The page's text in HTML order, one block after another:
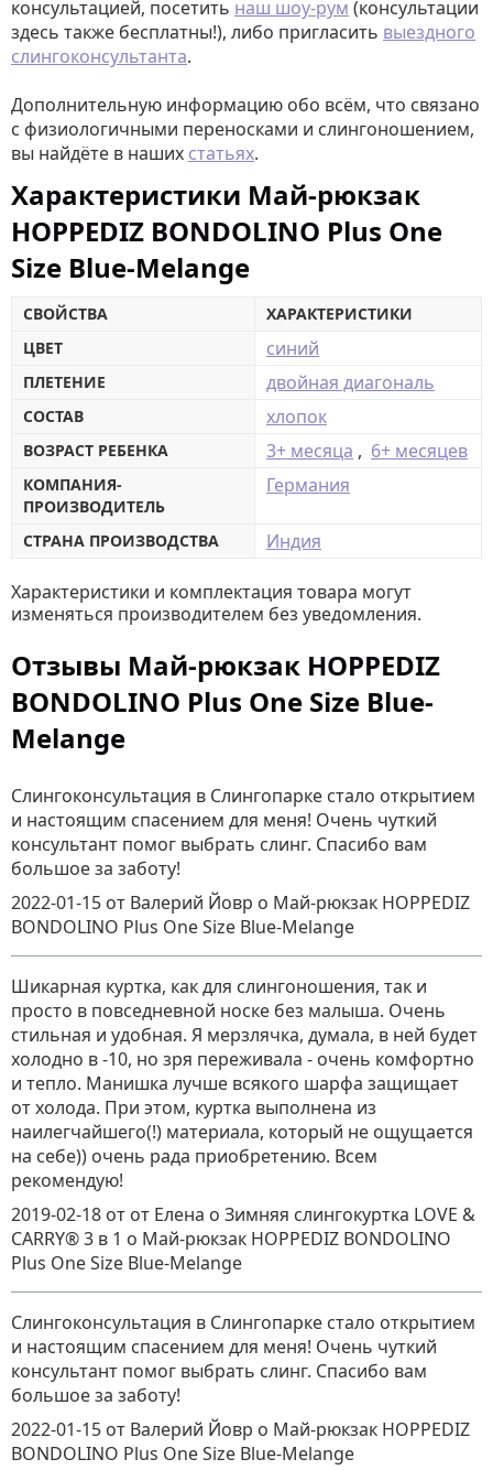
консультацией, посетить наш шоу-рум (консультации
здесь также бесплатны!), либо пригласить выездного
слингоконсультанта.
Дополнительную информацию обо всём, что связано
с физиологичными переносками и слингоношением,
вы найдёте в наших статьях.
Характеристики Май-рюкзак
HOPPEDIZ BONDOLINO Plus One
Size Blue-Melange
СВОЙСТВА
ХАРАКТЕРИСТИКИ
ЦВЕТ
синий
ПЛЕТЕНИЕ двойная диагональ
СОСТАВ хлопок
ВОЗРАСТ РЕБЕНКА 3+ месяца , 6+ месяцев
КОМПАНИЯ-
ПРОИЗВОДИТЕЛЬ
Германия
СТРАНА ПРОИЗВОДСТВА Индия
Характеристики и комплектация товара могут
изменяться производителем без уведомления.
Отзывы Май-рюкзак HOPPEDIZ
BONDOLINO Plus One Size Blue-
Melange
Слингоконсультация в Слингопарке стало открытием
и настоящим спасением для меня! Очень чуткий
консультант помог выбрать слинг. Спасибо вам
большое за заботу!
2022-01-15 от Валерий Йовр о Май-рюкзак HOPPEDIZ
BONDOLINO Plus One Size Blue-Melange
Шикарная куртка, как для слингоношения, так и
просто в повседневной носке без малыша. Очень
стильная и удобная. Я мерзлячка, думала, в ней будет
холодно в -10, но зря переживала - очень комфортно
и тепло. Манишка лучше всякого шарфа защищает
от холода. При этом, куртка выполнена из
наилегчайшего(!) материала, который не ощущается
на себе)) очень рада приобретению. Всем
рекомендую!
2019-02-18 от от Елена о Зимняя слингокуртка LOVE &
CARRY® 3 в 1 о Май-рюкзак HOPPEDIZ BONDOLINO
Plus One Size Blue-Melange
Слингоконсультация в Слингопарке стало открытием
и настоящим спасением для меня! Очень чуткий
консультант помог выбрать слинг. Спасибо вам
большое за заботу!
2022-01-15 от Валерий Йовр о Май-рюкзак HOPPEDIZ
BONDOLINO Plus One Size Blue-Melange